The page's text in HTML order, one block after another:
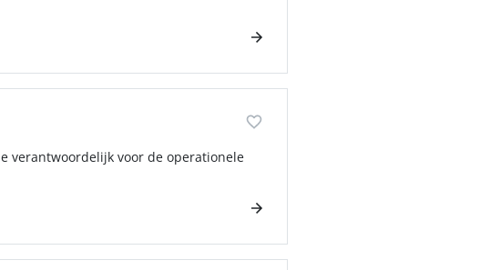
verantwoordelijk voor de operationele